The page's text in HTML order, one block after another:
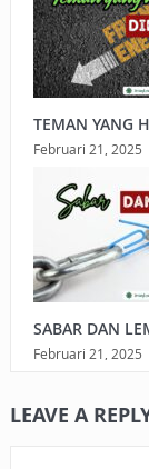
TEMAN YANG
Februari 21, 2025
SABAR DAN
Februari 21, 2025
LEAVE A